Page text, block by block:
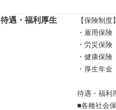
待遇・福利厚生
【保険制度】
・雇用保険
・労災保険
・健康保険
・厚生年金
待遇・福利
■各種社会